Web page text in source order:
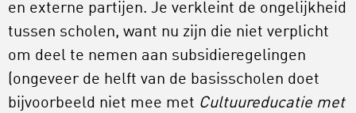
en externe partijen. Je verkleint de ongelijkheid
tussen scholen, want nu zijn die niet verplicht
om deel te nemen aan subsidieregelingen
(ongeveer de helft van de basisscholen doet
bijvoorbeeld niet mee met Cultuureducatie met